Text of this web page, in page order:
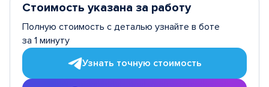
Стоимость указана за работу
Полную стоимость с деталью узнайте в боте
за 1 минуту
Узнать точную стоимость